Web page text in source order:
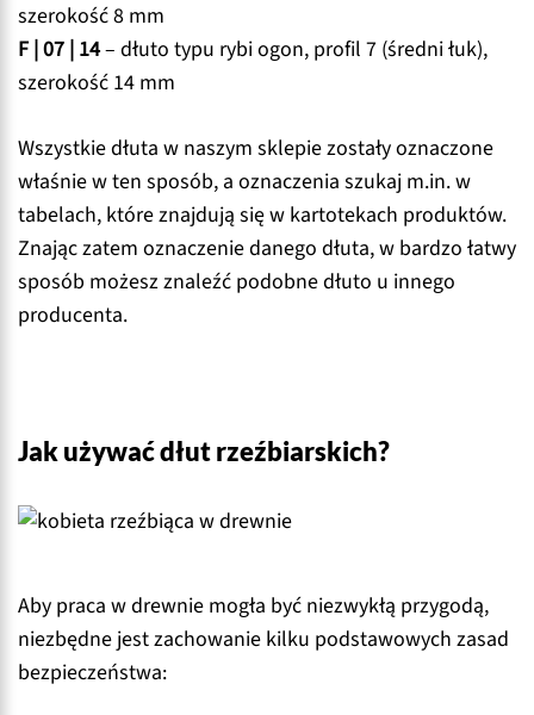
szerokość 8 mm
F | 07 | 14– dłuto typu rybi ogon, profil 7 (średni łuk),
szerokość 14 mm
Wszystkie dłuta w naszym sklepie zostały oznaczone
właśnie w ten sposób, a oznaczenia szukaj m.in. w
tabelach, które znajdują się w kartotekach produktów.
Znając zatem oznaczenie danego dłuta, w bardzo łatwy
sposób możesz znaleźć podobne dłuto u innego
producenta.
Jak używać dłut rzeźbiarskich?
Aby praca w drewnie mogła być niezwykłą przygodą,
niezbędne jest zachowanie kilku podstawowych zasad
bezpieczeństwa: